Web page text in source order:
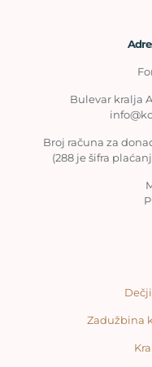
Bulevar kralja
Broj računa za
(288 je šifra
Zadužbina